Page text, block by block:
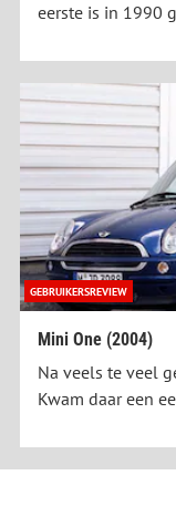
eerste is in 1990
GEBRUIKERSREVIEW
Mini One (2004)
Na veels te veel
Kwam daar een